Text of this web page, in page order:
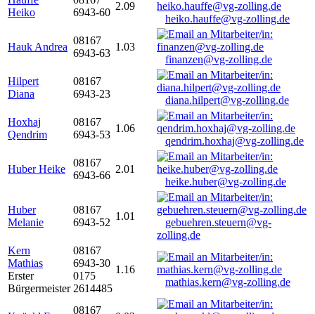
Heiko
6943-60
2.09
heiko.hauffe@vg-zolling.de
Hauk Andrea
08167
6943-63
1.03
finanzen@vg-zolling.de
Hilpert
Diana
08167
6943-23
diana.hilpert@vg-zolling.de
Hoxhaj
Qendrim
08167
6943-53
1.06
qendrim.hoxhaj@vg-zolling.de
Huber Heike
08167
6943-66
2.01
heike.huber@vg-zolling.de
Huber
Melanie
08167
6943-52
1.01
gebuehren.steuern@vg-
zolling.de
Kern
Mathias
Erster
Bürgermeister
08167
6943-30
0175
2614485
1.16
mathias.kern@vg-zolling.de
08167